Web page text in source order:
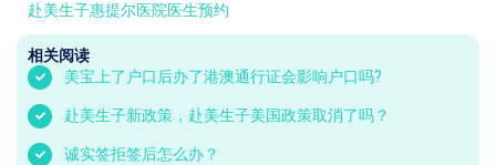
赴美生子惠提尔医院医生预约
相关阅读
美宝上了户口后办了港澳通行证会影响户口吗?
赴美生子新政策，赴美生子美国政策取消了吗？
诚实签拒签后怎么办？